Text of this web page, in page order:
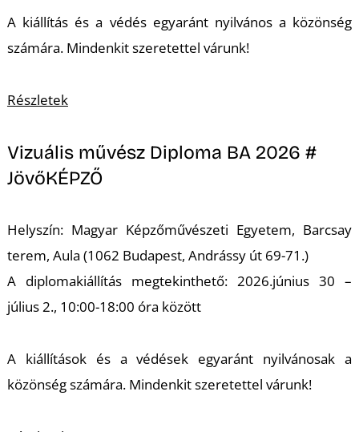
A kiállítás és a védés egyaránt nyilvános a közönség
számára. Mindenkit szeretettel várunk!
Részletek
Vizuális művész Diploma BA 2026 #
JövőKÉPZŐ
Helyszín: Magyar Képzőművészeti Egyetem, Barcsay
terem, Aula (1062 Budapest, Andrássy út 69-71.)
A diplomakiállítás megtekinthető: 2026.június 30 –
július 2., 10:00-18:00 óra között
A kiállítások és a védések egyaránt nyilvánosak a
közönség számára. Mindenkit szeretettel várunk!